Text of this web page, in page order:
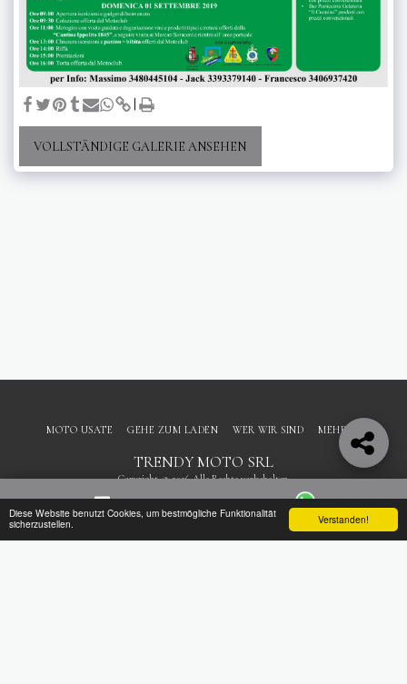
Verstanden!
Diese Website benutzt Cookies, um bestmögliche Funktionalität
sicherzustellen.
VOLLSTÄNDIGE GALERIE ANSEHEN
TRENDY MOTO SRL
Copyright © 2026 Alle Rechte vorbehalten.
AGBs|Datenschutzbestimmungen
MOTO USATE GEHE ZUM LADEN WER WIR SIND MEHR
WhatsApp
Kontakt